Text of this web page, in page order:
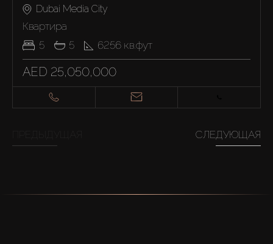
Dubai Media City
Квартира
5
5 6256 кв.фут
AED 25,050,000
СЛЕДУЮЩАЯ